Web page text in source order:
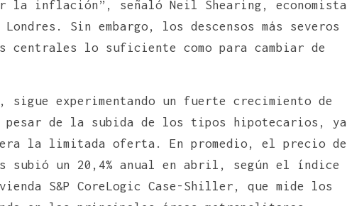
la inflación”, señaló Neil Shearing, economista
Sin embargo, los descensos más severos
centrales lo suficiente como para cambiar de
sigue experimentando un fuerte crecimiento de
de la subida de los tipos hipotecarios, ya
la limitada oferta. En promedio, el precio de
subió un 20,4% anual en abril, según el índice
S&P CoreLogic Case-Shiller, que mide los